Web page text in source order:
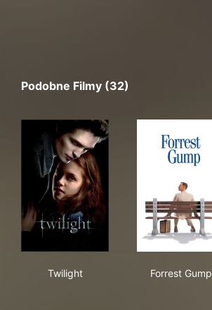
Podobne Filmy (32)
Twilight
Forrest Gump